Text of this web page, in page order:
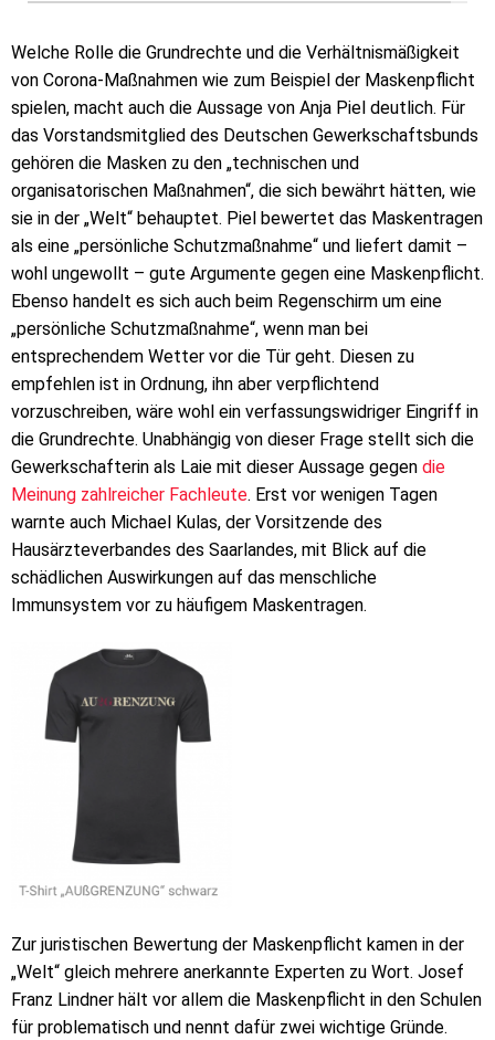
Welche Rolle die Grundrechte und die Verhältnismäßigkeit
von Corona-Maßnahmen wie zum Beispiel der Maskenpflicht
spielen, macht auch die Aussage von Anja Piel deutlich. Für
das Vorstandsmitglied des Deutschen Gewerkschaftsbunds
gehören die Masken zu den „technischen und
organisatorischen Maßnahmen“, die sich bewährt hätten, wie
sie in der „Welt“ behauptet. Piel bewertet das Maskentragen
als eine „persönliche Schutzmaßnahme“ und liefert damit –
wohl ungewollt – gute Argumente gegen eine Maskenpflicht.
Ebenso handelt es sich auch beim Regenschirm um eine
„persönliche Schutzmaßnahme“, wenn man bei
entsprechendem Wetter vor die Tür geht. Diesen zu
empfehlen ist in Ordnung, ihn aber verpflichtend
vorzuschreiben, wäre wohl ein verfassungswidriger Eingriff in
die Grundrechte. Unabhängig von dieser Frage stellt sich die
Gewerkschafterin als Laie mit dieser Aussage gegen die
Meinung zahlreicher Fachleute. Erst vor wenigen Tagen
warnte auch Michael Kulas, der Vorsitzende des
Hausärzteverbandes des Saarlandes, mit Blick auf die
schädlichen Auswirkungen auf das menschliche
Immunsystem vor zu häufigem Maskentragen.
Zur juristischen Bewertung der Maskenpflicht kamen in der
„Welt“ gleich mehrere anerkannte Experten zu Wort. Josef
Franz Lindner hält vor allem die Maskenpflicht in den Schulen
für problematisch und nennt dafür zwei wichtige Gründe.